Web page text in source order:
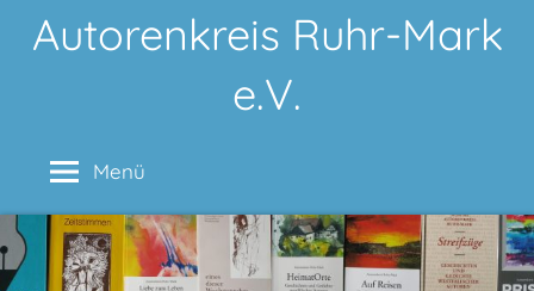
InhaltAutorenkreis Ruhr-Mark
e.V.
Menü